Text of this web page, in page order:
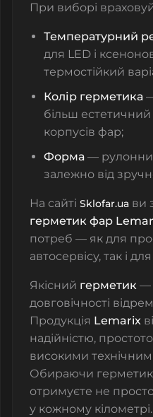
При виборі
Температурний
для LED і
термостійкий
Колір герметика
більш
корпусів фар;
Форма —
залежно від
На сайті Sklofar.ua ви
герметик фар
потреб — як для
автосервісу, так і
Якісний герметик —
довговічності
Продукція Lemarix
надійністю,
високими
Обираючи
отримуєте не
у кожному кілометрі.